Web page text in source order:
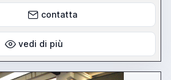
contatta
vedi di più